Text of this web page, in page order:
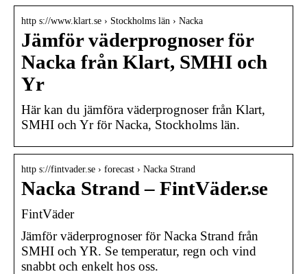
http s://www.klart.se › Stockholms län › Nacka
Jämför väderprognoser för
Nacka från Klart, SMHI och
Yr
Här kan du jämföra väderprognoser från Klart,
SMHI och Yr för Nacka, Stockholms län.
http s://fintvader.se › forecast › Nacka Strand
Nacka Strand – FintVäder.se
FintVäder
Jämför väderprognoser för Nacka Strand från
SMHI och YR. Se temperatur, regn och vind
snabbt och enkelt hos oss.